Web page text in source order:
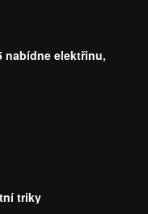
nabídne elektřinu,
triky